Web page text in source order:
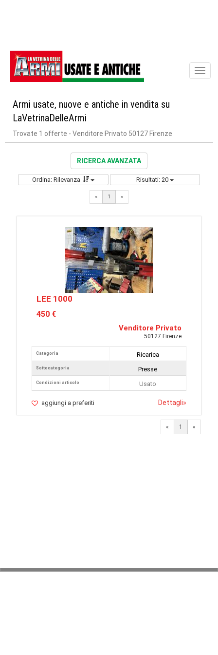
Armi usate, nuove e antiche in vendita su
LaVetrinaDelleArmi
Trovate 1 offerte - Venditore Privato 50127 Firenze
RICERCA AVANZATA
Ordina: Rilevanza Risultati: 20
« 1 «
LEE 1000
450 €
Venditore Privato
50127 Firenze
Categoria
Sottocategoria
Condizioni articolo
Ricarica
Presse
Usato
aggiungi a preferiti Dettagli»
« 1 «